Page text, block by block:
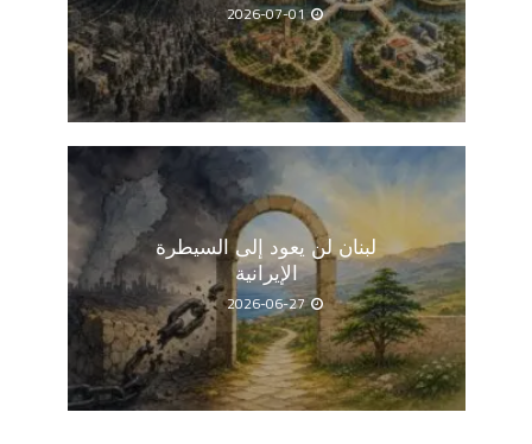
2026-07-01
لبنان لن يعود إلى السيطرة
الإيرانية
2026-06-27